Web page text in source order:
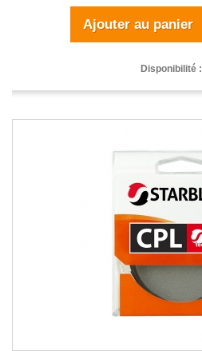
Ajouter au panier
Disponibilité :